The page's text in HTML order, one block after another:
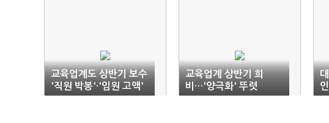
교육업계도 상반기 보수
'직원 박봉'·'임원 고액'
교육업계 상반기 희
비…'양극화' 뚜렷